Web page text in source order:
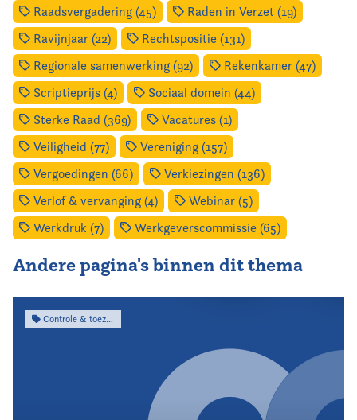
Raadsvergadering (45)
Raden in Verzet (19)
Ravijnjaar (22)
Rechtspositie (131)
Regionale samenwerking (92)
Rekenkamer (47)
Scriptieprijs (4)
Sociaal domein (44)
Sterke Raad (369)
Vacatures (1)
Veiligheid (77)
Vereniging (157)
Vergoedingen (66)
Verkiezingen (136)
Verlof & vervanging (4)
Webinar (5)
Werkdruk (7)
Werkgeverscommissie (65)
Andere pagina's binnen dit thema
Controle & toezicht